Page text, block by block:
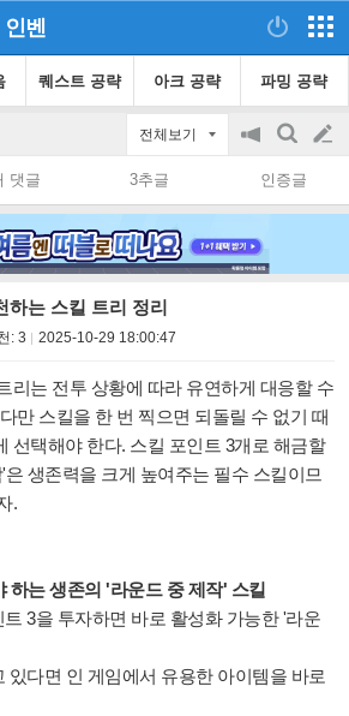
인벤
퀘스트 공략 아크 공략 파밍 공략
전체보기
공
on/off
검
색
글
쓰
댓글 3추글 인증글
하는 스킬 트리 정리
: 3 2025-10-29 18:00:47
리는 전투 상황에 따라 유연하게 대응할 수
다만 스킬을 한 번 찍으면 되돌릴 수 없기 때
선택해야 한다. 스킬 포인트 3개로 해금할
생존력을 크게 높여주는 필수 스킬이므
.
하는 생존의 '라운드 중 제작' 스킬
트 3을 투자하면 바로 활성화 가능한 '라운
있다면 인 게임에서 유용한 아이템을 바로